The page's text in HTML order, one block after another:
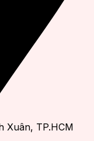
Xuân, TP.HCM